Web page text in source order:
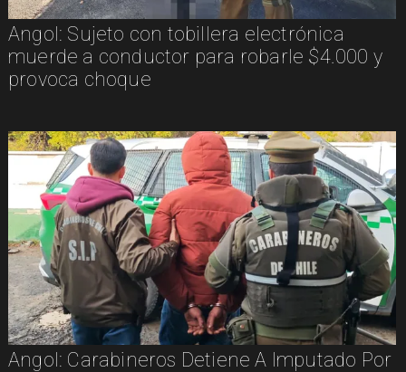
Angol: Sujeto con tobillera electrónica
muerde a conductor para robarle $4.000 y
provoca choque
Angol: Carabineros Detiene A Imputado Por